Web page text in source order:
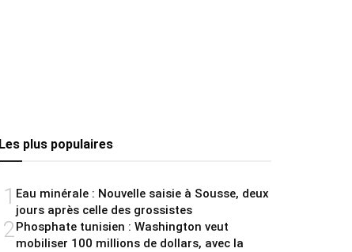
Les plus populaires
1 Eau minérale : Nouvelle saisie à Sousse, deux
jours après celle des grossistes
2Phosphate tunisien : Washington veut
mobiliser 100 millions de dollars, avec la